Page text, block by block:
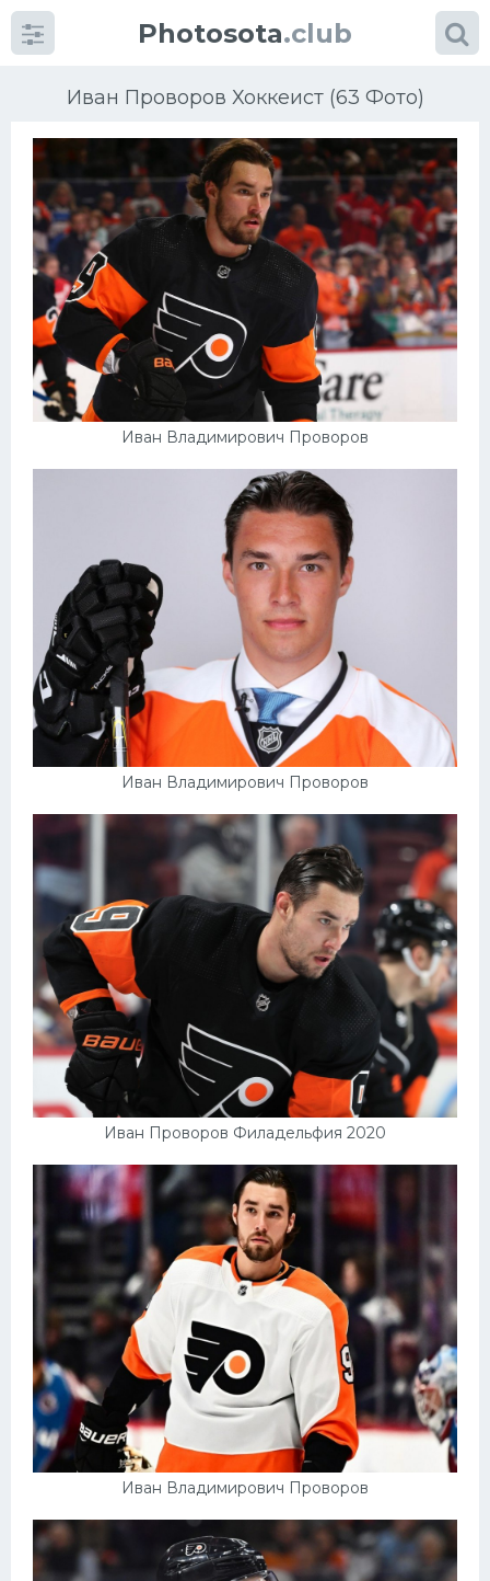
Photosota.club
Иван Проворов Хоккеист (63 Фото)
Иван Владимирович Проворов
Иван Владимирович Проворов
Иван Проворов Филадельфия 2020
Иван Владимирович Проворов
Категории Фото
Еще картинки...
Футбол
Баскетбол
Тренажеры
Интерьер квартиры